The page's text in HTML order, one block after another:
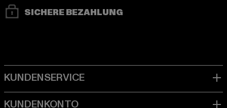
SICHERE BEZAHLUNG